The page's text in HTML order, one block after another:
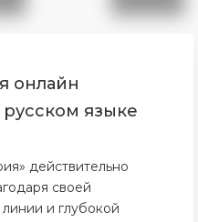
онлайн
языке
действительно
своей
и глубокой